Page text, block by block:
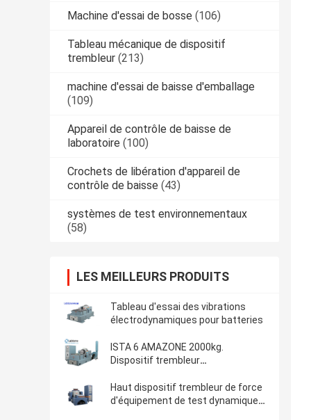
Machine d'essai de bosse (106)
Tableau mécanique de dispositif
trembleur (213)
machine d'essai de baisse d'emballage
(109)
Appareil de contrôle de baisse de
laboratoire (100)
Crochets de libération d'appareil de
contrôle de baisse (43)
systèmes de test environnementaux
(58)
LES MEILLEURS PRODUITS
Tableau d'essai des vibrations
électrodynamiques pour batteries
ISTA 6 AMAZONE 2000kg.
Dispositif trembleur
Haut dispositif trembleur de force
d'équipement de test dynamique